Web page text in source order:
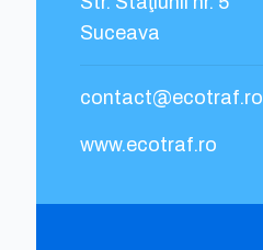
Suceava
contact@ecotraf.ro
www.ecotraf.ro